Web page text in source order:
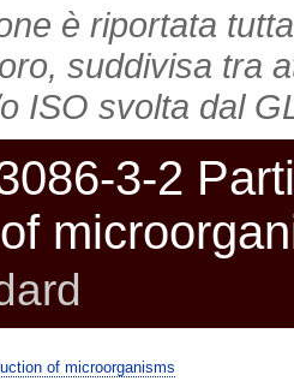
è riportata
suddivisa tra
ISO svolta dal
3-2
of microorganisms